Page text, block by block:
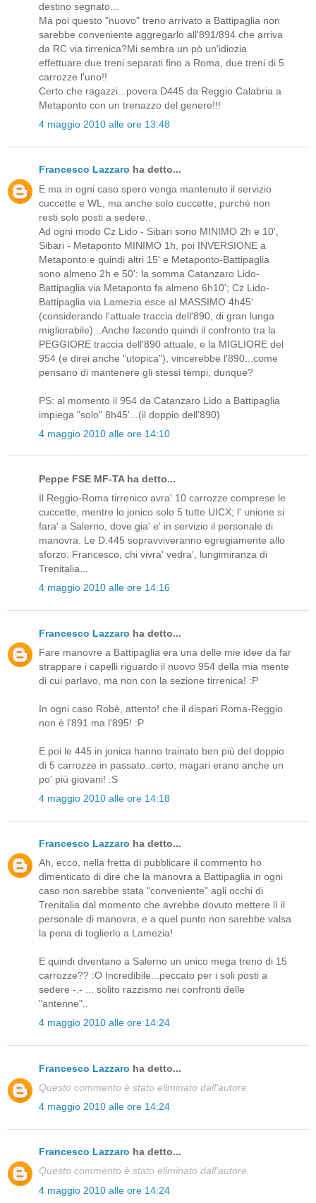
destino segnato...
Ma poi questo "nuovo" treno arrivato a Battipaglia non
sarebbe conveniente aggregarlo all'891/894 che arriva
da RC via tirrenica?Mi sembra un pò un'idiozia
effettuare due treni separati fino a Roma, due treni di 5
carrozze l'uno!!
Certo che ragazzi...povera D445 da Reggio Calabria a
Metaponto con un trenazzo del genere!!!
4 maggio 2010 alle ore 13:48
Francesco Lazzaro ha detto...
E ma in ogni caso spero venga mantenuto il servizio
cuccette e WL, ma anche solo cuccette, purchè non
resti solo posti a sedere..
Ad ogni modo Cz Lido - Sibari sono MINIMO 2h e 10',
Sibari - Metaponto MINIMO 1h, poi INVERSIONE a
Metaponto e quindi altri 15' e Metaponto-Battipaglia
sono almeno 2h e 50': la somma Catanzaro Lido-
Battipaglia via Metaponto fa almeno 6h10'; Cz Lido-
Battipaglia via Lamezia esce al MASSIMO 4h45'
(considerando l'attuale traccia dell'890, di gran lunga
migliorabile)...Anche facendo quindi il confronto tra la
PEGGIORE traccia dell'890 attuale, e la MIGLIORE del
954 (e direi anche "utopica"), vincerebbe l'890...come
pensano di mantenere gli stessi tempi, dunque?
PS: al momento il 954 da Catanzaro Lido a Battipaglia
impiega "solo" 8h45'...(il doppio dell'890)
4 maggio 2010 alle ore 14:10
Peppe FSE MF-TA ha detto...
Il Reggio-Roma tirrenico avra' 10 carrozze comprese le
cuccette, mentre lo jonico solo 5 tutte UICX; l' unione si
fara' a Salerno, dove gia' e' in servizio il personale di
manovra. Le D.445 sopravviveranno egregiamente allo
sforzo. Francesco, chi vivra' vedra', lungimiranza di
Trenitalia...
4 maggio 2010 alle ore 14:16
Francesco Lazzaro ha detto...
Fare manovre a Battipaglia era una delle mie idee da far
strappare i capelli riguardo il nuovo 954 della mia mente
di cui parlavo, ma non con la sezione tirrenica! :P
In ogni caso Robè, attento! che il dispari Roma-Reggio
non è l'891 ma l'895! :P
E poi le 445 in jonica hanno trainato ben più del doppio
di 5 carrozze in passato..certo, magari erano anche un
po' più giovani! :S
4 maggio 2010 alle ore 14:18
Francesco Lazzaro ha detto...
Ah, ecco, nella fretta di pubblicare il commento ho
dimenticato di dire che la manovra a Battipaglia in ogni
caso non sarebbe stata "conveniente" agli occhi di
Trenitalia dal momento che avrebbe dovuto mettere lì il
personale di manovra, e a quel punto non sarebbe valsa
la pena di toglierlo a Lamezia!
E quindi diventano a Salerno un unico mega treno di 15
carrozze?? :O Incredibile...peccato per i soli posti a
sedere -.- ... solito razzismo nei confronti delle
"antenne"..
4 maggio 2010 alle ore 14:24
Francesco Lazzaro ha detto...
Questo commento è stato eliminato dall'autore.
4 maggio 2010 alle ore 14:24
Francesco Lazzaro ha detto...
Questo commento è stato eliminato dall'autore.
4 maggio 2010 alle ore 14:24